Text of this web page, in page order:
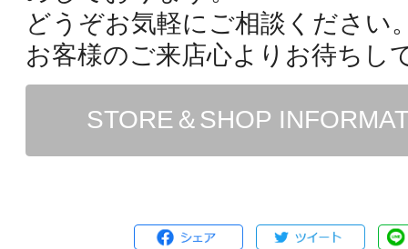
どうぞお気軽にご相談ください
お客様のご来店心よりお待ちし
STORE＆SHOP